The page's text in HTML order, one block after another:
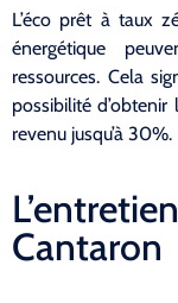
L’éco prêt à taux
énergétique
ressources. Cela
possibilité
revenu jusqu’à 30%.
Cantaron